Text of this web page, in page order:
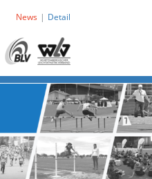
News Detail